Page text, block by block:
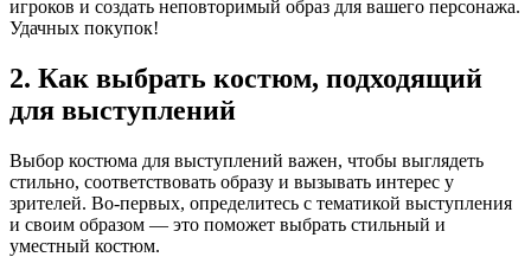
игроков и создать неповторимый образ для вашего персонажа.
Удачных покупок!
2. Как выбрать костюм, подходящий
для выступлений
Выбор костюма для выступлений важен, чтобы выглядеть
стильно, соответствовать образу и вызывать интерес у
зрителей. Во-первых, определитесь с тематикой выступления
и своим образом — это поможет выбрать стильный и
уместный костюм.